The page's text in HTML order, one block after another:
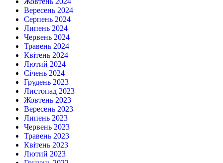
Вересень 2024
Серпень 2024
Липень 2024
Червень 2024
Травень 2024
Квітень 2024
Лютий 2024
Січень 2024
Грудень 2023
Листопад 2023
Жовтень 2023
Вересень 2023
Липень 2023
Червень 2023
Травень 2023
Квітень 2023
Лютий 2023